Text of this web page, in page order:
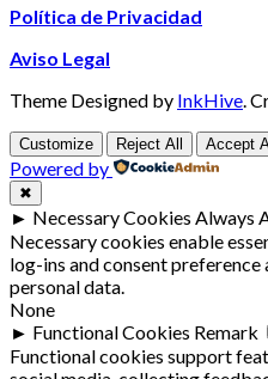
Política de Privacidad
Aviso Legal
Theme Designed by InkHive.
Customize Reject All Accept
Powered by
✖
► Necessary Cookies Always
Necessary cookies enable
log-ins and consent
personal data.
None
► Functional Cookies Remark
Functional cookies support